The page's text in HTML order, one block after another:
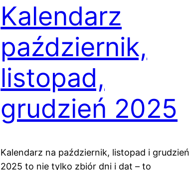
Kalendarz
październik,
listopad,
grudzień 2025
Kalendarz na październik, listopad i grudzień
2025 to nie tylko zbiór dni i dat – to